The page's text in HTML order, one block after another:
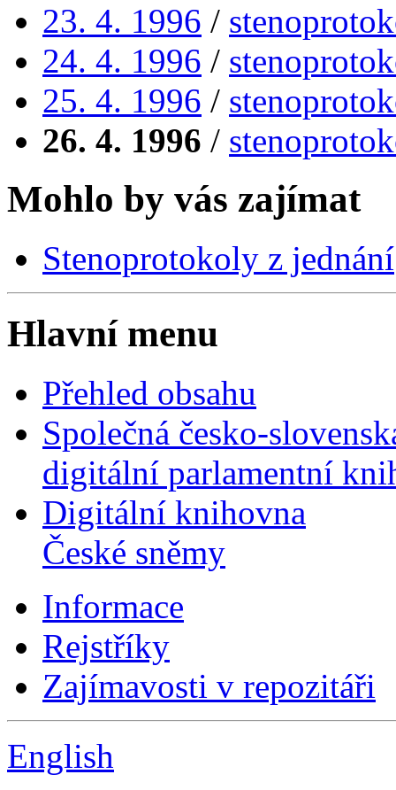
23. 4. 1996 /
24. 4. 1996 /
25. 4. 1996 /
26. 4. 1996 /
Mohlo by vás zajímat
Stenoprotokoly z jednání
Hlavní menu
Přehled obsahu
Společná česko-
digitální parlamentní
Digitální knihovna
České sněmy
Informace
Rejstříky
Zajímavosti v repozitáři
English